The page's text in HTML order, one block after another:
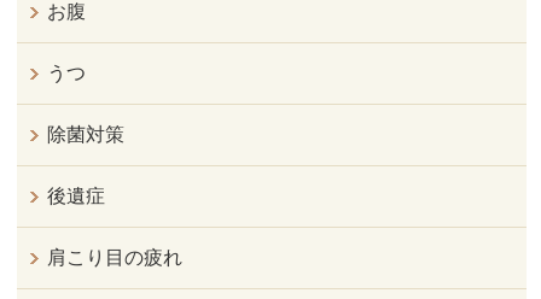
お腹
うつ
除菌対策
後遺症
肩こり目の疲れ